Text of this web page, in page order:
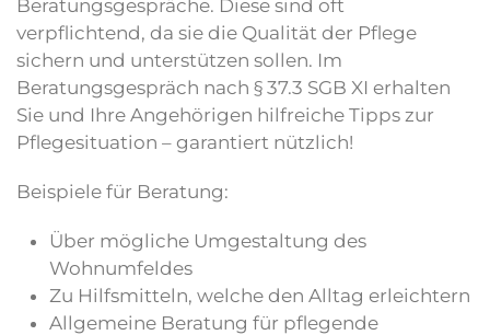
Beratungsgespräche. Diese sind oft
verpflichtend, da sie die Qualität der Pflege
sichern und unterstützen sollen. Im
Beratungsgespräch nach § 37.3 SGB XI erhalten
Sie und Ihre Angehörigen hilfreiche Tipps zur
Pflegesituation – garantiert nützlich!
Beispiele für Beratung:
Über mögliche Umgestaltung des
Wohnumfeldes
Zu Hilfsmitteln, welche den Alltag erleichtern
Allgemeine Beratung für pflegende